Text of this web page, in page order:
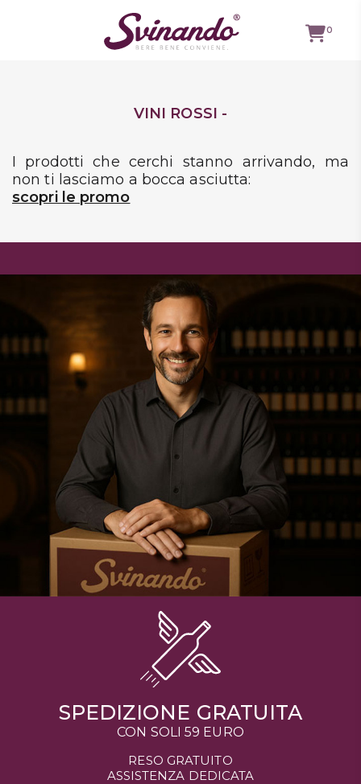
0
VINI
BIANCHI
ROSATI
BOLLICINE
SPIRITS
BIRRE
DISPENSA
TUTTO A
Accedi
Preferiti
VINI ROSSI -
I prodotti che cerchi stanno arrivando, ma
non ti lasciamo a bocca asciutta:
scopri le promo
SPEDIZIONE GRATUITA
CON SOLI 59 EURO
RESO GRATUITO
ASSISTENZA DEDICATA